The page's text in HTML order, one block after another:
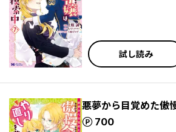
試し読み
悪夢から目覚めた傲
700
ポイント